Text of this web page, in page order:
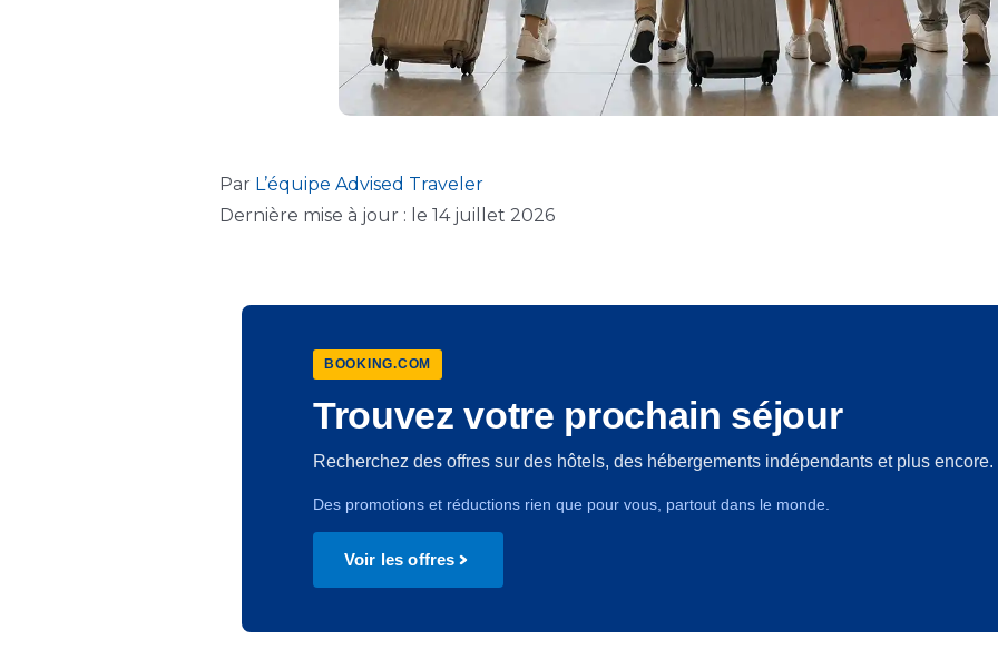
Par L’équipe Advised Traveler
Dernière mise à jour : le 14 juillet 2026
BOOKING.COM
Trouvez votre prochain séjour
Recherchez des offres sur des hôtels, des hébergements indépendants et plus encore.
Des promotions et réductions rien que pour vous, partout dans le monde.
Voir les offres